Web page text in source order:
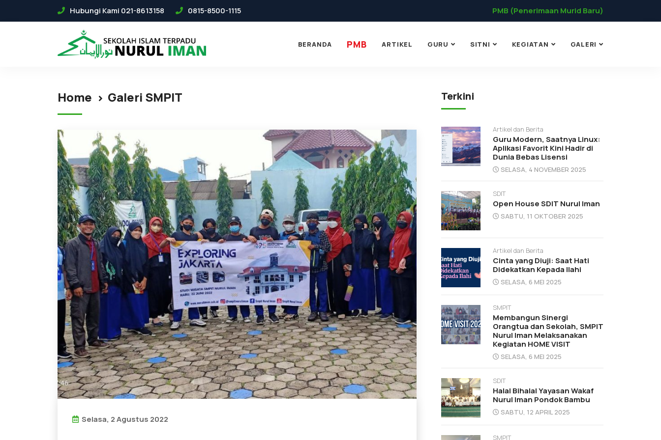
Hubungi Kami 021-8613158 0815-8500-1115 PMB (Penerimaan Murid Baru)
BERANDA PMB ARTIKEL GURU SITNI KEGIATAN GALERI
Home Galeri SMPIT
Selasa, 2 Agustus 2022
Terkini
Artikel dan Berita
Guru Modern, Saatnya Linux:
Aplikasi Favorit Kini Hadir di
Dunia Bebas Lisensi
SELASA, 4 NOVEMBER 2025
SDIT
Open House SDIT Nurul Iman
SABTU, 11 OKTOBER 2025
Artikel dan Berita
Cinta yang Diuji: Saat Hati
Didekatkan Kepada Ilahi
SELASA, 6 MEI 2025
SMPIT
Membangun Sinergi
Orangtua dan Sekolah, SMPIT
Nurul Iman Melaksanakan
Kegiatan HOME VISIT
SELASA, 6 MEI 2025
SDIT
Halal Bihalal Yayasan Wakaf
Nurul Iman Pondok Bambu
SABTU, 12 APRIL 2025
SMPIT